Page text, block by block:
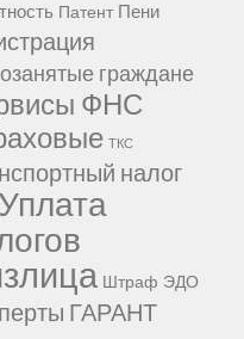
Патент Пени
граждане
ФНС
ТКС
налог
Уплата
Штраф ЭДО
ГАРАНТ